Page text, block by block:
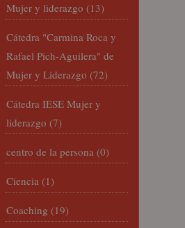
Mujer y liderazgo (13)
Cátedra "Carmina Roca y
Rafael Pich-Aguilera" de
Mujer y Liderazgo (72)
Cátedra IESE Mujer y
liderazgo (7)
centro de la persona (0)
Ciencia (1)
Coaching (19)